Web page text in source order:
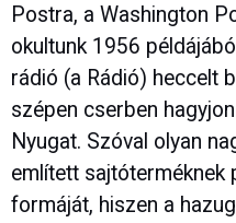
Postra, a Washington
okultunk 1956
rádió (a Rádió) heccelt
szépen cserben
Nyugat. Szóval olyan
említett sajtóterméknek
formáját, hiszen a